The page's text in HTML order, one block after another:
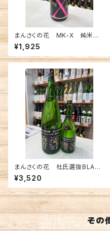
まんさくの花 MK-X 純米吟
醸 720ml
¥1,925
まんさくの花 杜氏選抜BLACK
純米大吟醸一度火入れ原
酒 1800ml
¥3,520
その